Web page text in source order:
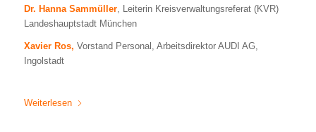
Dr. Hanna Sammüller, Leiterin Kreisverwaltungsreferat (KVR)
Landeshauptstadt München
Xavier Ros, Vorstand Personal, Arbeitsdirektor AUDI AG,
Ingolstadt
Weiterlesen